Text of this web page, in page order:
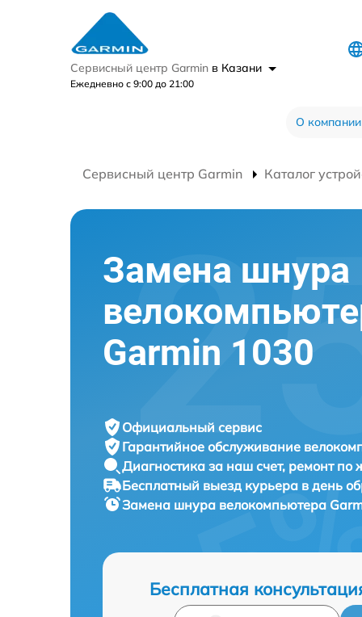
Сервисный центр Garmin в Казани
Ежедневно с 9:00 до 21:00
О компании
Сервисный центр Garmin Каталог
Замена шнура
Garmin 1030
Официальный сервис
Гарантийное обслуживание
Диагностика за наш счет, ремонт по
Бесплатный выезд курьера в день
Замена шнура велокомпьютера
Бесплатная